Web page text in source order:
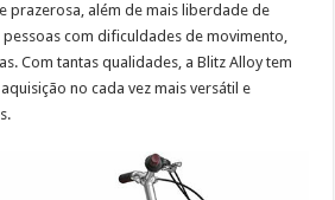
prazerosa, além de mais liberdade de
com dificuldades de movimento,
Com tantas qualidades, a Blitz Alloy tem
no cada vez mais versátil e